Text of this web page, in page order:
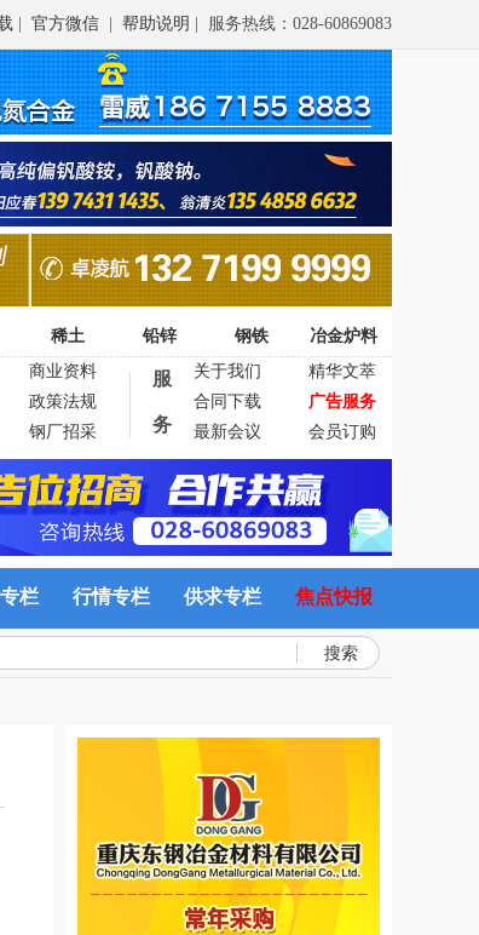
官方微信 帮助说明 | 服务热线：028-60869083
稀土 铅锌 钢铁
冶金炉料
商业资料
政策法规
钢厂招采
服
务
关于我们
精华文萃
合同下载
广告服务
最新会议
会员订购
栏 行情专栏 供求专栏 焦点快报
搜索